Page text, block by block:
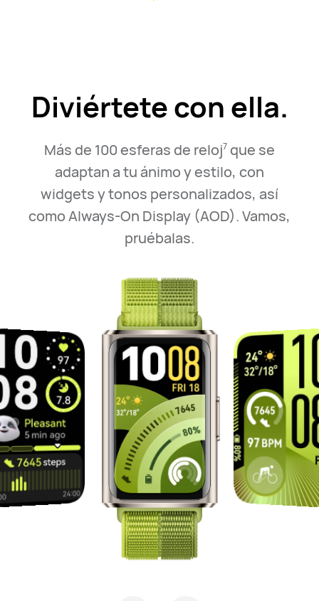
Diviértete con ella.
Más de 100 esferas de reloj7 que se
adaptan a tu ánimo y estilo, con
widgets y tonos personalizados, así
como Always-On Display (AOD). Vamos,
pruébalas.